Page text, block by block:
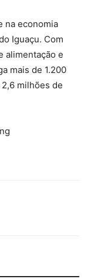
na economia
Iguaçu. Com
alimentação e
mais de 1.200
milhões de